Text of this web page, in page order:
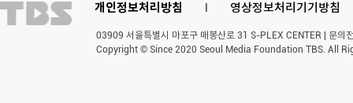
개인정보처리방침 l 영상정보처리기기방침
03909 서울특별시 마포구 매봉산로 31 S-PLEX CENTER | 문
Copyright © Since 2020 Seoul Media Foundation TBS. All